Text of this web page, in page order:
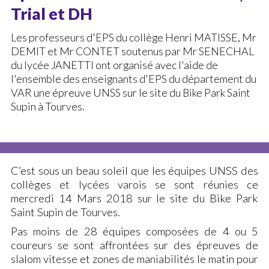
La discipline (BMX)
Installations (BMX)
Cours (BMX)
Stages (BMX)
Démonstration Air Bag
LE BIKE PARK
Le Bike Park
Anniversaires
Magasin – Atelier Réparation
Règlement du Bike Park
Horaires & Tarifs
Trial et DH
Les professeurs d'EPS du collège Henri MATISSE, Mr
DEMIT et Mr CONTET soutenus par Mr SENECHAL
du lycée JANETTI ont organisé avec l'aide de
l'ensemble des enseignants d'EPS du département du
VAR une épreuve UNSS sur le site du Bike Park Saint
Supin à Tourves.
C’est sous un beau soleil que les équipes UNSS des
collèges et lycées varois se sont réunies ce
mercredi 14 Mars 2018 sur le site du Bike Park
Saint Supin de Tourves.
Pas moins de 28 équipes composées de 4 ou 5
coureurs se sont affrontées sur des épreuves de
slalom vitesse et zones de maniabilités le matin pour